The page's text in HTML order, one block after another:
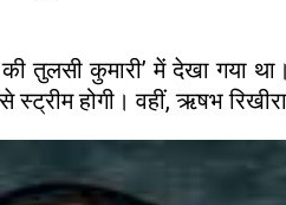
तुलसी कुमारी’ में देखा गया
होगी। वहीं, ऋषभ